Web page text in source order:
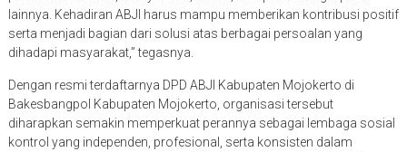
lainnya. Kehadiran ABJI harus mampu memberikan kontribusi positif
serta menjadi bagian dari solusi atas berbagai persoalan yang
dihadapi masyarakat,” tegasnya.
Dengan resmi terdaftarnya DPD ABJI Kabupaten Mojokerto di
Bakesbangpol Kabupaten Mojokerto, organisasi tersebut
diharapkan semakin memperkuat perannya sebagai lembaga sosial
kontrol yang independen, profesional, serta konsisten dalam